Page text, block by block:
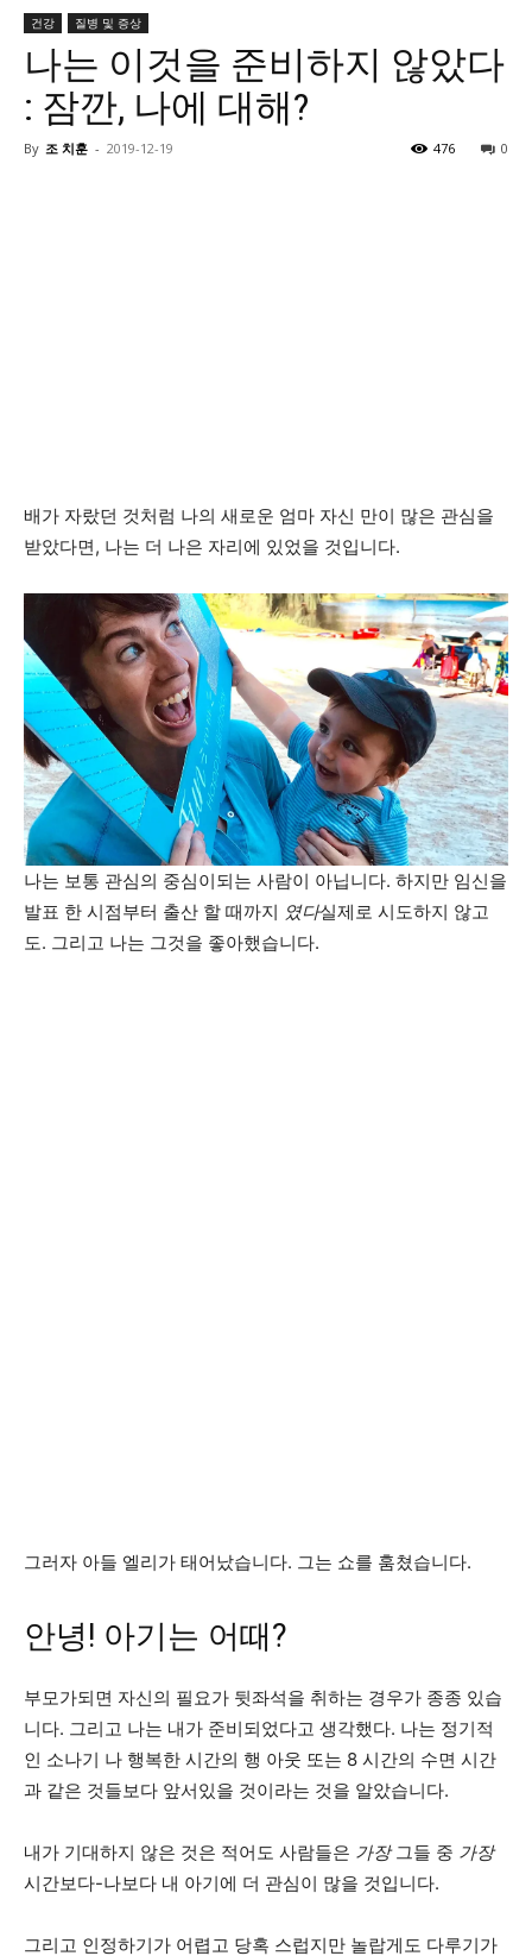
건강 질병 및 증상
나는 이것을 준비하지 않았다
: 잠깐, 나에 대해?
By 조 치훈 - 2019-12-19 0
476
배가 자랐던 것처럼 나의 새로운 엄마 자신 만이 많은 관심을
받았다면, 나는 더 나은 자리에 있었을 것입니다.
나는 보통 관심의 중심이되는 사람이 아닙니다. 하지만 임신을
발표 한 시점부터 출산 할 때까지 였다실제로 시도하지 않고
도. 그리고 나는 그것을 좋아했습니다.
그러자 아들 엘리가 태어났습니다. 그는 쇼를 훔쳤습니다.
안녕! 아기는 어때?
부모가되면 자신의 필요가 뒷좌석을 취하는 경우가 종종 있습
니다. 그리고 나는 내가 준비되었다고 생각했다. 나는 정기적
인 소나기 나 행복한 시간의 행 아웃 또는 8 시간의 수면 시간
과 같은 것들보다 앞서있을 것이라는 것을 알았습니다.
내가 기대하지 않은 것은 적어도 사람들은 가장그들 중 가장
시간보다-나보다 내 아기에 더 관심이 많을 것입니다.
그리고 인정하기가 어렵고 당혹 스럽지만 놀랍게도 다루기가